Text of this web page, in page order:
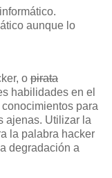
aunque lo
o pirata
habilidades en el
para
ajenas. Utilizar la
la palabra hacker
degradación a